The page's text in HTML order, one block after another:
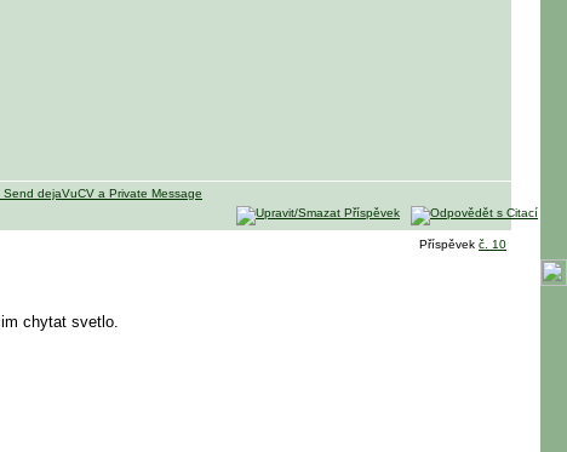
Příspěvek č. 10
chytat svetlo.